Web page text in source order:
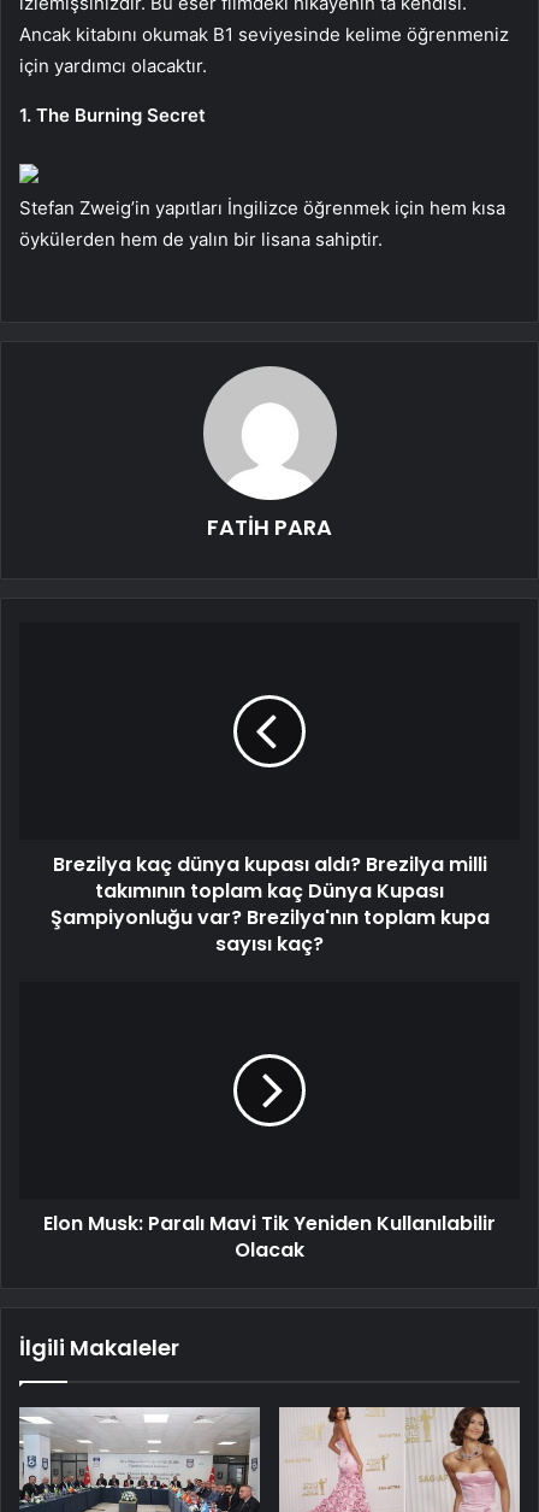
Ancak kitabını okumak B1 seviyesinde kelime öğrenmeniz
için yardımcı olacaktır.
1. The Burning Secret
Stefan Zweig’in yapıtları İngilizce öğrenmek için hem kısa
öykülerden hem de yalın bir lisana sahiptir.
FATİH PARA
Brezilya kaç dünya kupası aldı? Brezilya milli
takımının toplam kaç Dünya Kupası
Şampiyonluğu var? Brezilya'nın toplam kupa
sayısı kaç?
Elon Musk: Paralı Mavi Tik Yeniden Kullanılabilir
Olacak
İlgili Makaleler